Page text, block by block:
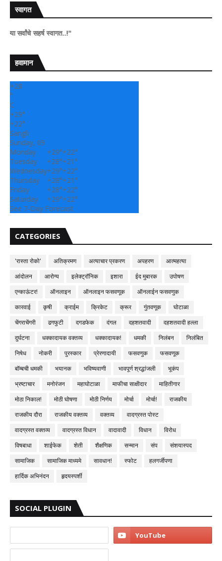
स्वागत
सहर्ष स्वागत..!"
हवामान
+28
°
C
+29°
+22°
Sangli
Sunday, 09
Monday
+29°+22°
Tuesday
+28°+21°
Wednesday+29°+22°
Thursday
+28°+21°
Friday
+28°+22°
Saturday
+29°+22°
See 7-Day Forecast
CATEGORIES
'रास्ता रोको' अतिक्रमण अत्याचार प्रकरण अपहरण
आत्महत्या
आंदोलन
आरोग्य इलेक्ट्रॉनिक इशारा ईद मुबारक
उपोषण
एन्काऊंटर!
ऑनलाइन ऑनलाइन फसवणूक
ऑनलाईन फसवणुक
कारवाई
कृषी क्राईम क्रिकेट क्रूर गुंतवणूक
घोटाळा
चेंगराचेंगरी
ढगफुटी दगडफेक दंगल दहशतवादी
दहशतवादी हल्ला
दुर्घटना
धक्कादायक वक्तव्य धक्कादायक! धमकी निलंबन
निलंबित
निषेध
नोकरी पुरस्कार प्रेरणादायी फसवणुक
फसवणूक
बॉम्बची धमकी
भयानक भविष्यवाणी भावपूर्ण श्रद्धांजली
भूकंप
भ्रष्टाचार
मनोरंजन महाघोटाळा माफीचा साक्षीदार
माहितीगार
मोठा निकाल!
मोठी घोषणा मोठी निर्णय मोर्चा मोर्चा!
राजकीय
राजकीय दौरा
राजकीय वक्तव्य वक्तव्य
वादग्रस्त पोस्ट
वादग्रस्त वक्तव्य
वादग्रस्त विधान वादावादी विधान
विरोध
विषबाधा
शाईफेक शेती शैक्षणिक सन्मान संप
संशयास्पद
सामाजिक
सामाजिक माध्यमे सावधान! स्फोट
हलगर्जीपणा
हार्दिक अभिनंदन
हृदयस्पर्शी
SOCIAL PLUGIN